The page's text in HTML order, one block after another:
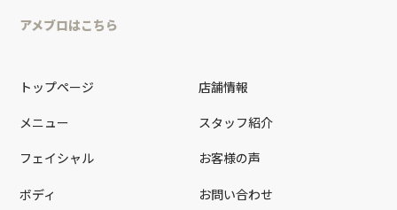
アメブロはこちら
トップページ
メニュー
フェイシャル
ボディ
店舗情報
スタッフ紹介
お客様の声
お問い合わせ